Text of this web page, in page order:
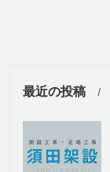
最近の投稿